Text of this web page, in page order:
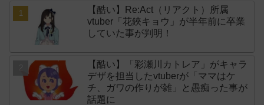
【酷い】Re:Act（リアクト）所属
vtuber「花鋏キョウ」が半年前に卒業
していた事が判明！
【酷い】「彩瀬川カトレア」がキャラ
デザを担当したvtuberが「ママはケ
チ、ガワの作りが雑」と愚痴った事が
話題に